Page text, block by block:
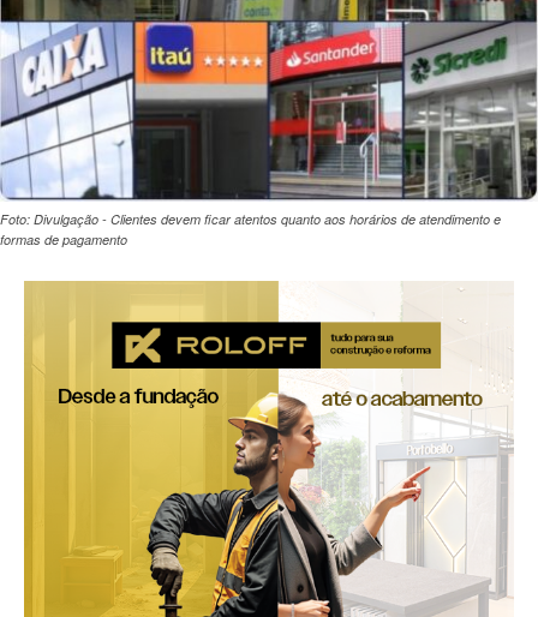
Foto: Divulgação - Clientes devem ficar atentos quanto aos horários de atendimento e
formas de pagamento